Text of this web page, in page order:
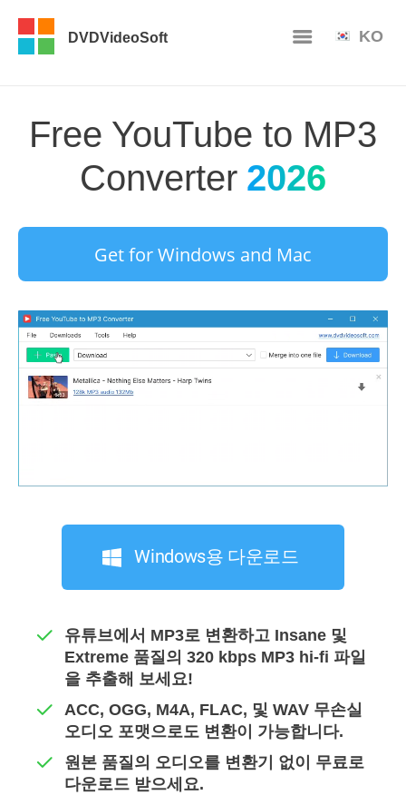
DVDVideoSoft KO
Free YouTube to MP3
Converter 2026
Get for Windows and Mac
Windows용 다운로드
유튜브에서 MP3로 변환하고 Insane 및
Extreme 품질의 320 kbps MP3 hi-fi 파일
을 추출해 보세요!
ACC, OGG, M4A, FLAC, 및 WAV 무손실
오디오 포맷으로도 변환이 가능합니다.
원본 품질의 오디오를 변환기 없이 무료로
다운로드 받으세요.